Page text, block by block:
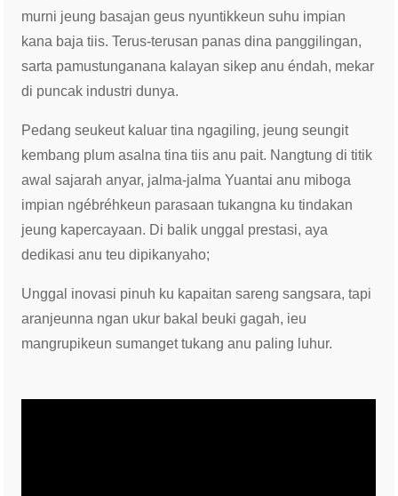
murni jeung basajan geus nyuntikkeun suhu impian
kana baja tiis. Terus-terusan panas dina panggilingan,
sarta pamustunganana kalayan sikep anu éndah, mekar
di puncak industri dunya.
Pedang seukeut kaluar tina ngagiling, jeung seungit
kembang plum asalna tina tiis anu pait. Nangtung di titik
awal sajarah anyar, jalma-jalma Yuantai anu miboga
impian ngébréhkeun parasaan tukangna ku tindakan
jeung kapercayaan. Di balik unggal prestasi, aya
dedikasi anu teu dipikanyaho;
Unggal inovasi pinuh ku kapaitan sareng sangsara, tapi
aranjeunna ngan ukur bakal beuki gagah, ieu
mangrupikeun sumanget tukang anu paling luhur.